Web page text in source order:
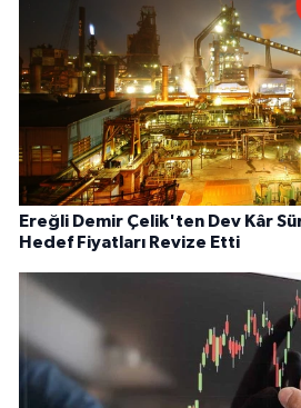
Ereğli Demir Çelik'ten Dev Kâr
Hedef Fiyatları Revize Etti